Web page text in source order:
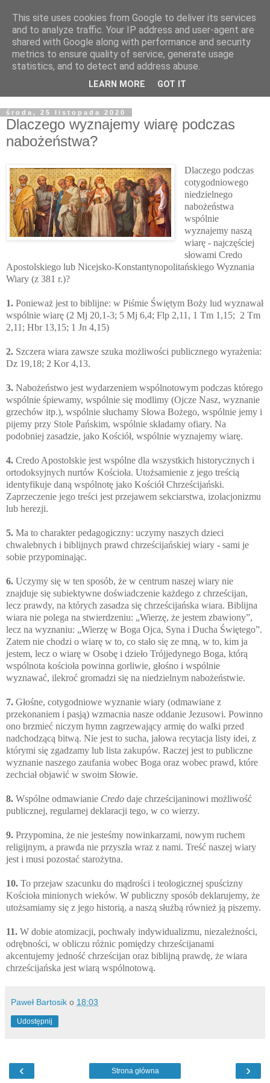
Żyjąc wiarą w REALNYM
świecie
Blog pastora Pawła Bartosika
środa, 25 listopada 2020
Dlaczego wyznajemy wiarę podczas
nabożeństwa?
Dlaczego podczas
cotygodniowego
niedzielnego
nabożeństwa
wspólnie
wyznajemy naszą
wiarę - najczęściej
słowami Credo
Apostolskiego lub Nicejsko-Konstantynopolitańskiego Wyznania
Wiary (z 381 r.)?
1. Ponieważ jest to biblijne: w Piśmie Świętym Boży lud wyznawał
wspólnie wiarę (2 Mj 20,1-3; 5 Mj 6,4; Flp 2,11, 1 Tm 1,15; 2 Tm
2,11; Hbr 13,15; 1 Jn 4,15)
2. Szczera wiara zawsze szuka możliwości publicznego wyrażenia:
Dz 19,18; 2 Kor 4,13.
3. Nabożeństwo jest wydarzeniem wspólnotowym podczas którego
wspólnie śpiewamy, wspólnie się modlimy (Ojcze Nasz, wyznanie
grzechów itp.), wspólnie słuchamy Słowa Bożego, wspólnie jemy i
pijemy przy Stole Pańskim, wspólnie składamy ofiary. Na
podobniej zasadzie, jako Kościół, wspólnie wyznajemy wiarę.
4. Credo Apostolskie jest wspólne dla wszystkich historycznych i
ortodoksyjnych nurtów Kościoła. Utożsamienie z jego treścią
identyfikuje daną wspólnotę jako Kościół Chrześcijański.
Zaprzeczenie jego treści jest przejawem sekciarstwa, izolacjonizmu
lub herezji.
5. Ma to charakter pedagogiczny: uczymy naszych dzieci
chwalebnych i biblijnych prawd chrześcijańskiej wiary - sami je
sobie przypominając.
6. Uczymy się w ten sposób, że w centrum naszej wiary nie
znajduje się subiektywne doświadczenie każdego z chrześcijan,
lecz prawdy, na których zasadza się chrześcijańska wiara. Biblijna
wiara nie polega na stwierdzeniu: „Wierzę, że jestem zbawiony”,
lecz na wyznaniu: „Wierzę w Boga Ojca, Syna i Ducha Świętego”.
Zatem nie chodzi o wiarę w to, co stało się ze mną, w to, kim ja
jestem, lecz o wiarę w Osobę i dzieło Trójjedynego Boga, którą
wspólnota kościoła powinna gorliwie, głośno i wspólnie
wyznawać, ilekroć gromadzi się na niedzielnym nabożeństwie.
7. Głośne, cotygodniowe wyznanie wiary (odmawiane z
przekonaniem i pasją) wzmacnia nasze oddanie Jezusowi. Powinno
ono brzmieć niczym hymn zagrzewający armię do walki przed
nadchodzącą bitwą. Nie jest to sucha, jałowa recytacja listy idei, z
którymi się zgadzamy lub lista zakupów. Raczej jest to publiczne
wyznanie naszego zaufania wobec Boga oraz wobec prawd, które
zechciał objawić w swoim Słowie.
8. Wspólne odmawianie Credo daje chrześcijaninowi możliwość
publicznej, regularnej deklaracji tego, w co wierzy.
9. Przypomina, że nie jesteśmy nowinkarzami, nowym ruchem
religijnym, a prawda nie przyszła wraz z nami. Treść naszej wiary
jest i musi pozostać starożytna.
10. To przejaw szacunku do mądrości i teologicznej spuścizny
Kościoła minionych wieków. W publiczny sposób deklarujemy, że
utożsamiamy się z jego historią, a naszą służbą również ją piszemy.
11. W dobie atomizacji, pochwały indywidualizmu, niezależności,
odrębności, w obliczu różnic pomiędzy chrześcijanami
akcentujemy jedność chrześcijan oraz biblijną prawdę, że wiara
chrześcijańska jest wiarą wspólnotową.
Paweł Bartosik o 18:03
Udostępnij
‹ ›
Strona główna
This site uses cookies from Google to deliver its services
and to analyze traffic. Your IP address and user-agent are
shared with Google along with performance and security
metrics to ensure quality of service, generate usage
statistics, and to detect and address abuse.
LEARN MORE GOT IT